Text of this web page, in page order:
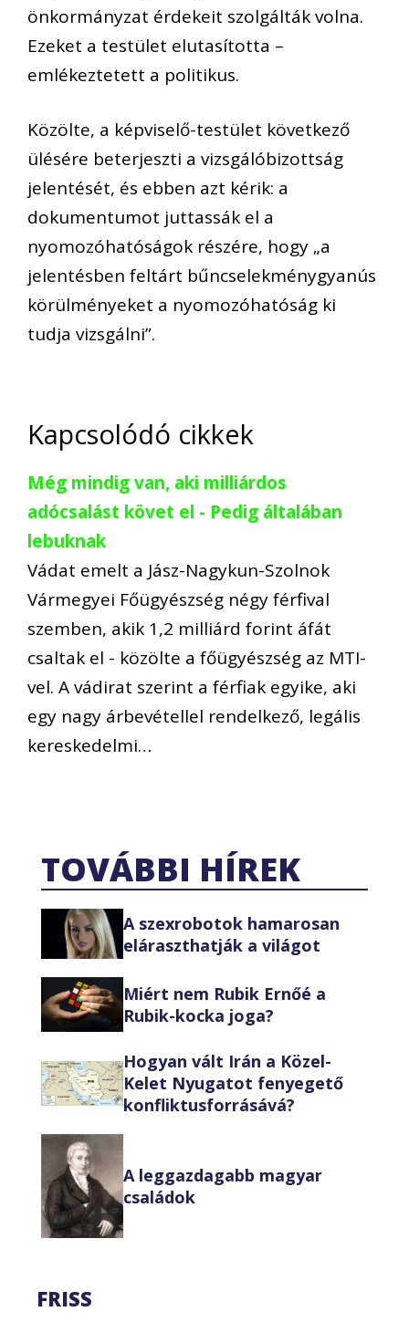
önkormányzat érdekeit szolgálták volna.
Ezeket a testület elutasította –
emlékeztetett a politikus.
Közölte, a képviselő-testület következő
ülésére beterjeszti a vizsgálóbizottság
jelentését, és ebben azt kérik: a
dokumentumot juttassák el a
nyomozóhatóságok részére, hogy „a
jelentésben feltárt bűncselekménygyanús
körülményeket a nyomozóhatóság ki
tudja vizsgálni”.
Kapcsolódó cikkek
Még mindig van, aki milliárdos
adócsalást követ el - Pedig általában
lebuknak
Vádat emelt a Jász-Nagykun-Szolnok
Vármegyei Főügyészség négy férfival
szemben, akik 1,2 milliárd forint áfát
csaltak el - közölte a főügyészség az MTI-
vel. A vádirat szerint a férfiak egyike, aki
egy nagy árbevétellel rendelkező, legális
kereskedelmi…
TOVÁBBI HÍREK
A szexrobotok hamarosan
eláraszthatják a világot
Miért nem Rubik Ernőé a
Rubik-kocka joga?
Hogyan vált Irán a Közel-
Kelet Nyugatot fenyegető
konfliktusforrásává?
A leggazdagabb magyar
családok
FRISS